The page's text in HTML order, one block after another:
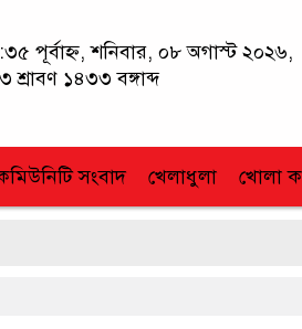
পূর্বাহ্ন, শনিবার, ০৮ অগাস্ট ২০২৬,
শ্রাবণ ১৪৩৩ বঙ্গাব্দ
সংবাদ খেলাধুলা খোলা